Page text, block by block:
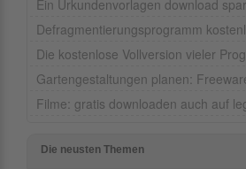
Ein Urkundenvorlagen download
Defragmentierungsprogramm
Die kostenlose Vollversion vieler
Gartengestaltungen planen:
Filme: gratis downloaden auch auf
Die neusten Themen